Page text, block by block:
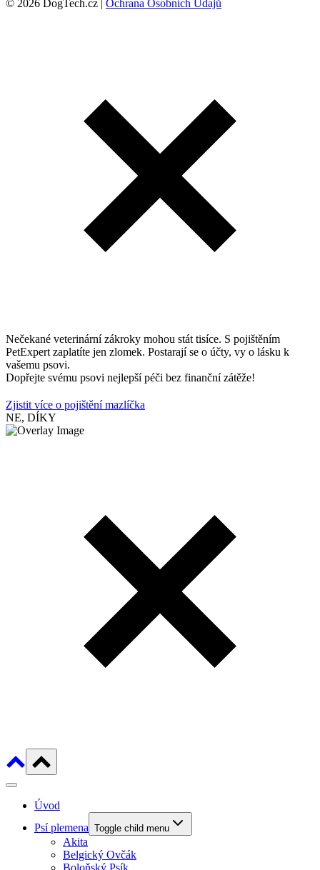
© 2026 DogTech.cz | Ochrana Osobních Údajů
Nečekané veterinární zákroky mohou stát tisíce. S pojištěním
PetExpert zaplatíte jen zlomek. Postarají se o účty, vy o lásku k
vašemu psovi.
Dopřejte svému psovi nejlepší péči bez finanční zátěže!
Zjistit více o pojištění mazlíčka
NE, DÍKY
Úvod
Psí plemena Toggle child menu
Akita
Belgický Ovčák
Boloňský Psík